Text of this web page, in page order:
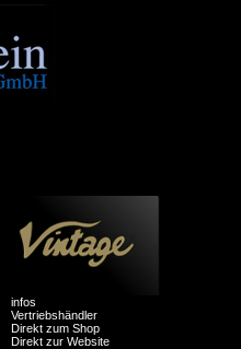
infos
Vertriebshändler
Direkt zum Shop
Direkt zur Website